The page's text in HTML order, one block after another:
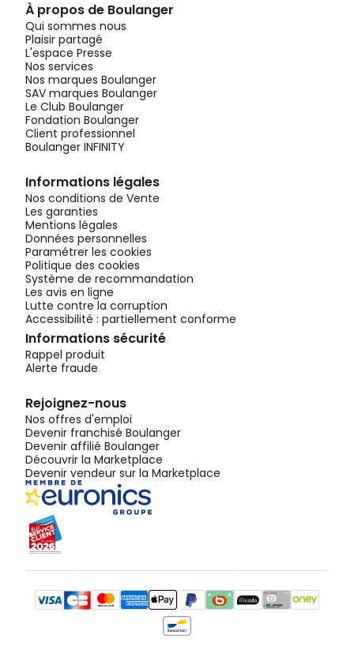
À propos de Boulanger
Qui sommes nous
Plaisir partagé
L'espace Presse
Nos services
Nos marques Boulanger
SAV marques Boulanger
Le Club Boulanger
Fondation Boulanger
Client professionnel
Boulanger INFINITY
Informations légales
Nos conditions de Vente
Les garanties
Mentions légales
Données personnelles
Paramétrer les cookies
Politique des cookies
Système de recommandation
Les avis en ligne
Lutte contre la corruption
Accessibilité : partiellement conforme
Informations sécurité
Rappel produit
Alerte fraude
Rejoignez-nous
Nos offres d'emploi
Devenir franchisé Boulanger
Devenir affilié Boulanger
Découvrir la Marketplace
Devenir vendeur sur la Marketplace